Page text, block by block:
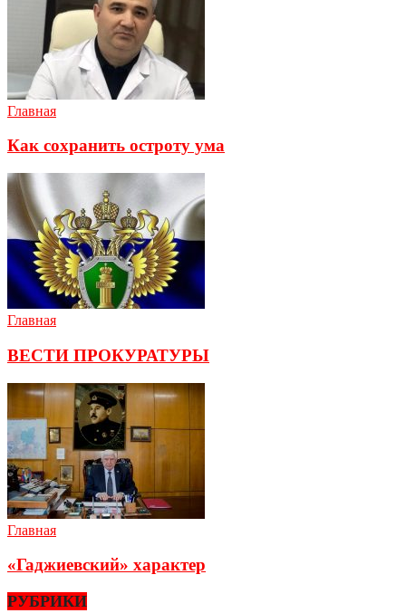
Главная
Как сохранить остроту ума
Главная
ВЕСТИ ПРОКУРАТУРЫ
Главная
«Гаджиевский» характер
РУБРИКИ